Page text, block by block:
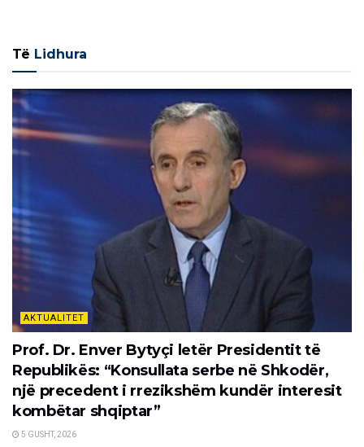
Të Lidhura
AKTUALITET
Prof. Dr. Enver Bytyçi letër Presidentit të
Republikës: “Konsullata serbe në Shkodër,
një precedent i rrezikshëm kundër interesit
kombëtar shqiptar”
5 GUSHT, 2026